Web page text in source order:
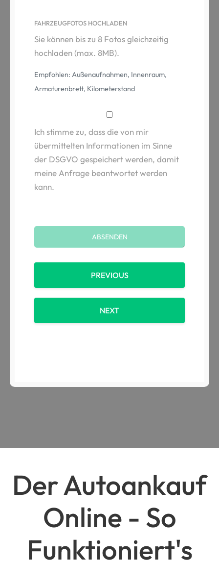
FAHRZEUGFOTOS HOCHLADEN
Sie können bis zu 8 Fotos gleichzeitig
hochladen (max. 8MB).
Empfohlen: Außenaufnahmen, Innenraum,
Armaturenbrett, Kilometerstand
Ich stimme zu, dass die von mir
übermittelten Informationen im Sinne
der DSGVO gespeichert werden, damit
meine Anfrage beantwortet werden
kann.
PREVIOUS
NEXT
Der Autoankauf
Online - So
Funktioniert's